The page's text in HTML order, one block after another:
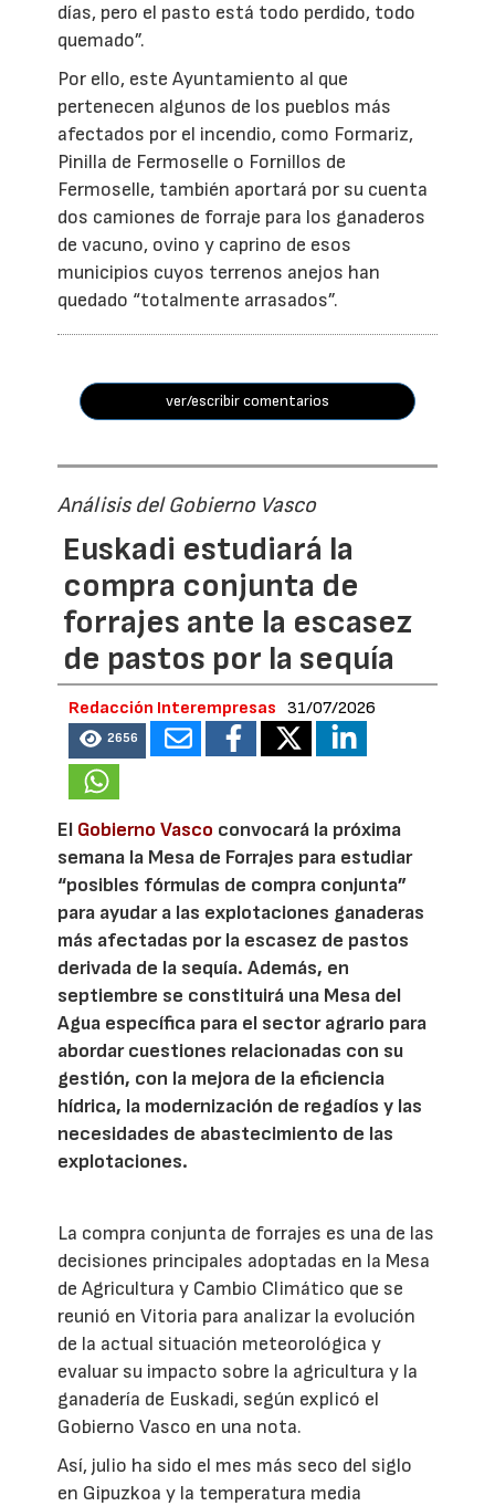
días, pero el pasto está todo perdido, todo
quemado”.
Por ello, este Ayuntamiento al que
pertenecen algunos de los pueblos más
afectados por el incendio, como Formariz,
Pinilla de Fermoselle o Fornillos de
Fermoselle, también aportará por su cuenta
dos camiones de forraje para los ganaderos
de vacuno, ovino y caprino de esos
municipios cuyos terrenos anejos han
quedado “totalmente arrasados”.
ver/escribir comentarios
Análisis del Gobierno Vasco
Euskadi estudiará la
compra conjunta de
forrajes ante la escasez
de pastos por la sequía
Redacción Interempresas 31/07/2026
2656
El Gobierno Vasco convocará la próxima
semana la Mesa de Forrajes para estudiar
“posibles fórmulas de compra conjunta”
para ayudar a las explotaciones ganaderas
más afectadas por la escasez de pastos
derivada de la sequía. Además, en
septiembre se constituirá una Mesa del
Agua específica para el sector agrario para
abordar cuestiones relacionadas con su
gestión, con la mejora de la eficiencia
hídrica, la modernización de regadíos y las
necesidades de abastecimiento de las
explotaciones.
La compra conjunta de forrajes es una de las
decisiones principales adoptadas en la Mesa
de Agricultura y Cambio Climático que se
reunió en Vitoria para analizar la evolución
de la actual situación meteorológica y
evaluar su impacto sobre la agricultura y la
ganadería de Euskadi, según explicó el
Gobierno Vasco en una nota.
Así, julio ha sido el mes más seco del siglo
en Gipuzkoa y la temperatura media